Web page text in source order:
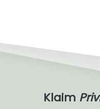
Klaim